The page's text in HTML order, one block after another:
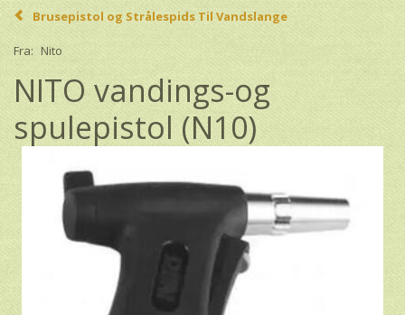
Brusepistol og Strålespids Til Vandslange
Fra: Nito
NITO vandings-og
spulepistol (N10)